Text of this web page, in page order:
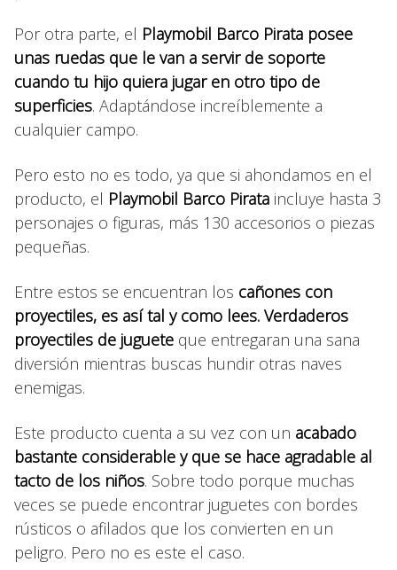
Por otra parte, el Playmobil Barco Pirata posee
unas ruedas que le van a servir de soporte
cuando tu hijo quiera jugar en otro tipo de
superficies. Adaptándose increíblemente a
cualquier campo.
Pero esto no es todo, ya que si ahondamos en el
producto, el Playmobil Barco Pirata incluye hasta 3
personajes o figuras, más 130 accesorios o piezas
pequeñas.
Entre estos se encuentran los cañones con
proyectiles, es así tal y como lees. Verdaderos
proyectiles de juguete que entregaran una sana
diversión mientras buscas hundir otras naves
enemigas.
Este producto cuenta a su vez con un acabado
bastante considerable y que se hace agradable al
tacto de los niños. Sobre todo porque muchas
veces se puede encontrar juguetes con bordes
rústicos o afilados que los convierten en un
peligro. Pero no es este el caso.